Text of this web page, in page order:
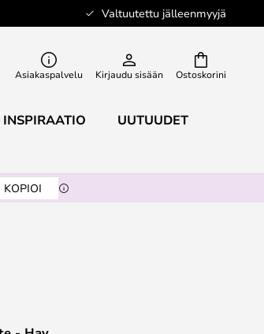
Valtuutettu jälleenmyyjä
Ostoskorini
Asiakaspalvelu Kirjaudu sisään
INSPIRAATIO UUTUUDET
KOPIOI